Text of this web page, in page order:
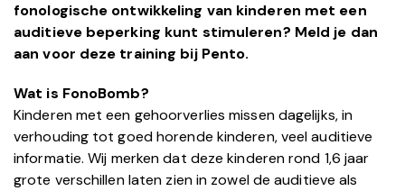
fonologische ontwikkeling van kinderen met een
auditieve beperking kunt stimuleren? Meld je dan
aan voor deze training bij Pento.
Wat is FonoBomb?
Kinderen met een gehoorverlies missen dagelijks, in
verhouding tot goed horende kinderen, veel auditieve
informatie. Wij merken dat deze kinderen rond 1,6 jaar
grote verschillen laten zien in zowel de auditieve als